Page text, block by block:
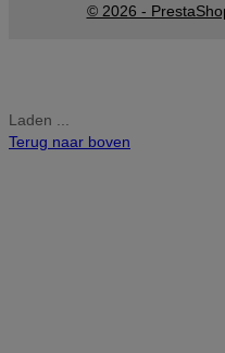
© 2026 -
Laden ...
Terug naar boven